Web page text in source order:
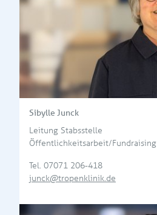
Sibylle Junck
Leitung Stabsstelle
Öffentlichkeitsarbeit/Fundraising
Tel. 07071 206-418
junck@tropenklinik.de